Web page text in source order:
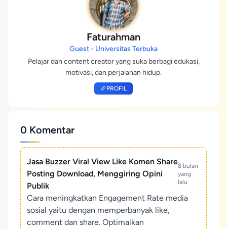
Faturahman
Guest - Universitas Terbuka
Pelajar dan content creator yang suka berbagi edukasi,
motivasi, dan perjalanan hidup.
PROFIL
0 Komentar
Jasa Buzzer Viral View Like Komen Share
Posting Download, Menggiring Opini
Publik
8 bulan
yang
lalu
Cara meningkatkan Engagement Rate media
sosial yaitu dengan memperbanyak like,
comment dan share. Optimalkan